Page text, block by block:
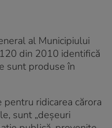
al Municipiului
din 2010 identifică
sunt produse în
ridicarea cărora
sunt „deşeuri